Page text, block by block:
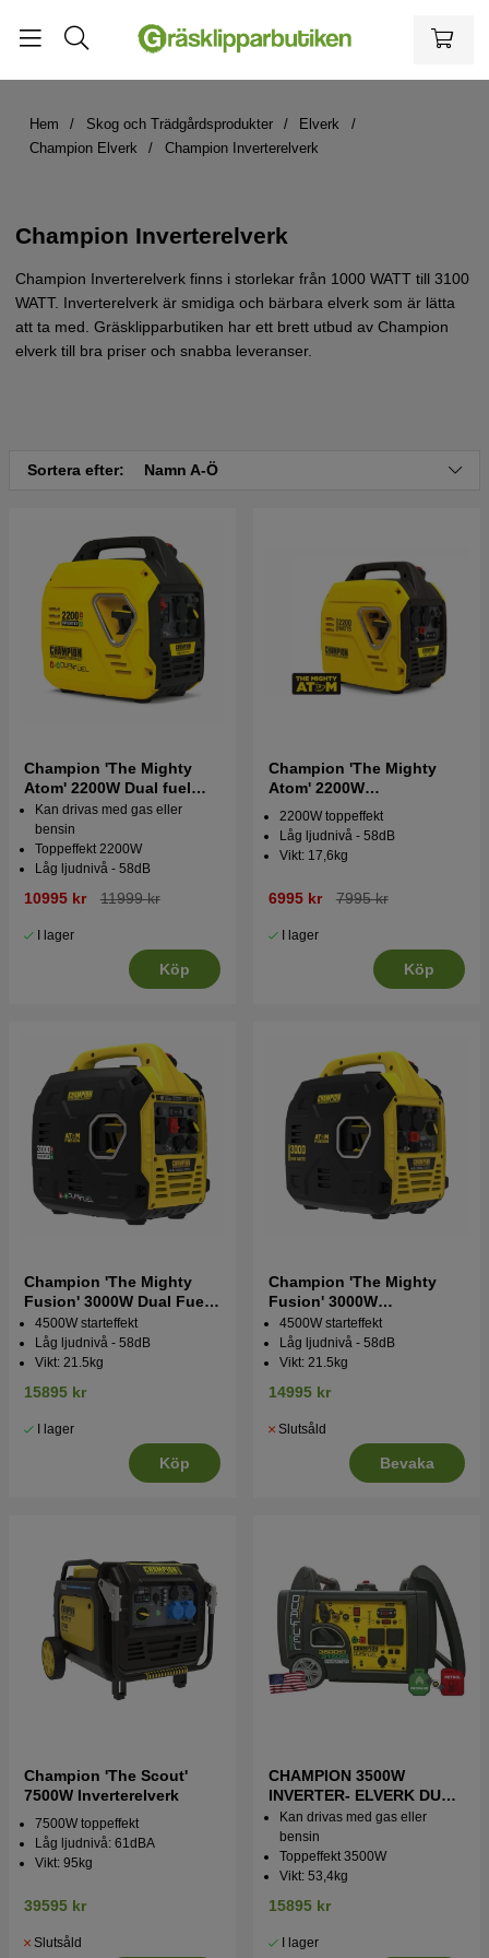
Hem Skog och Trädgårdsprodukter
Elverk
Champion Elverk
Champion Inverterelverk
Champion Inverterelverk
Champion Inverterelverk finns i storlekar från 1000 WATT till 3100
WATT. Inverterelverk är smidiga och bärbara elverk som är lätta
att ta med. Gräsklipparbutiken har ett brett utbud av Champion
elverk till bra priser och snabba leveranser.
Sortera efter: Namn A-Ö
Champion 'The Mighty
Atom' 2200W Dual fuel
Inverterelverk
Kan drivas med gas eller
bensin
Toppeffekt 2200W
Låg ljudnivå - 58dB
10995 kr 11999 kr
I lager
Köp
Champion 'The Mighty
Atom' 2200W
Inverterelverk
2200W toppeffekt
Låg ljudnivå - 58dB
Vikt: 17,6kg
6995 kr 7995 kr
I lager
Köp
Champion 'The Mighty
Fusion' 3000W Dual Fuel
Inverterelverk
4500W starteffekt
Låg ljudnivå - 58dB
Vikt: 21.5kg
15895 kr
I lager
Köp
Champion 'The Mighty
Fusion' 3000W
Inverterelverk
4500W starteffekt
Låg ljudnivå - 58dB
Vikt: 21.5kg
14995 kr
Slutsåld
Bevaka
Champion 'The Scout'
7500W Inverterelverk
7500W toppeffekt
Låg ljudnivå: 61dBA
Vikt: 95kg
39595 kr
Slutsåld
CHAMPION 3500W
INVERTER- ELVERK DUAL
FUEL
Kan drivas med gas eller
bensin
Toppeffekt 3500W
Vikt: 53,4kg
15895 kr
I lager